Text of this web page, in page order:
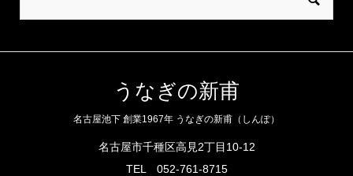
うなぎの新甫
名古屋池下 創業1967年 うなぎの新甫（しんぽ）
名古屋市千種区高見2丁目10-12
TEL 052-761-8715